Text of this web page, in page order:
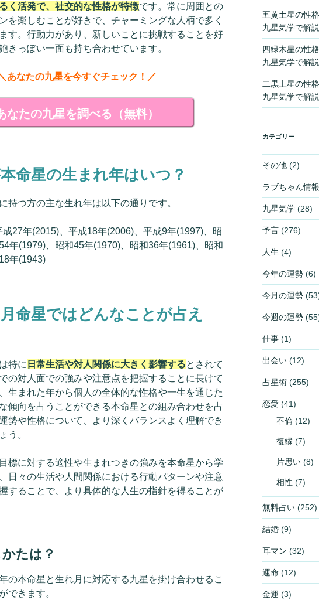
く活発で、社交的な性格が特徴です。常に周囲との
を楽しむことが好きで、チャーミングな人柄で多く
す。行動力があり、新しいことに挑戦することを好
きっぽい一面も持ち合わせています。
あなたの九星を今すぐチェック！／
なたの九星を調べる（無料）
命星の生まれ年はいつ？
持つ方の主な生れ年は以下の通りです。
27年(2015)、平成18年(2006)、平成9年(1997)、昭
年(1979)、昭和45年(1970)、昭和36年(1961)、昭和
年(1943)
命星ではどんなことが占え
特に 日常生活や対人関係に大きく影響するとされて
の対人面での強みや注意点を把握することに長けて
生まれた年から個人の全体的な性格や一生を通じた
傾向を占うことができる本命星との組み合わせを占
勢や性格について、より深くバランスよく理解でき
う。
標に対する適性や生まれつきの強みを本命星から学
日々の生活や人間関係における行動パターンや注意
することで、より具体的な人生の指針を得ることが
たは？
の本命星と生れ月に対応する九星を掛け合わせるこ
できます。
五黄土星の性
九星気学で解説
四緑木星の性
九星気学で解説
二黒土星の性
九星気学で解説
カテゴリー
その他(2)
ラブちゃん情報
九星気学(28)
予言(276)
人生 (4)
今年の運勢(6)
今月の運勢
今週の運勢
仕事(1)
出会い(12)
占星術(255)
恋愛(41)
不倫(12)
復縁 (7)
片思い(8)
相性 (7)
無料占い(252)
結婚(9)
耳マン (32)
運命 (12)
金運 (3)